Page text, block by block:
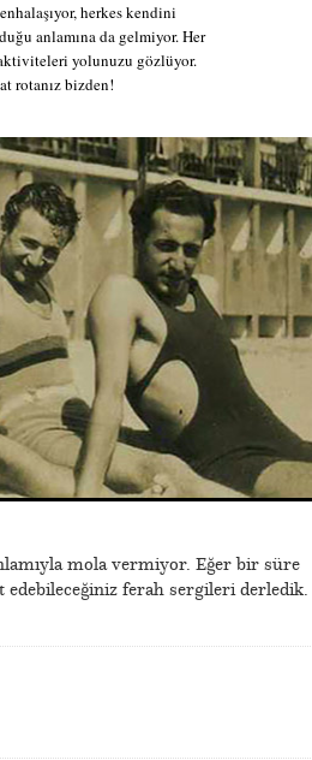
herkes kendini
anlamına da gelmiyor. Her
yolunuzu gözlüyor.
rotanız bizden!
mola vermiyor. Eğer bir süre
ferah sergileri derledik.